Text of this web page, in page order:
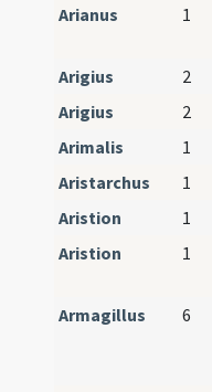
Arianus 1
Arigius
2
Arigius
2
Arimalis
1
Aristarchus
1
Aristion
1
Aristion
1
Armagillus
6